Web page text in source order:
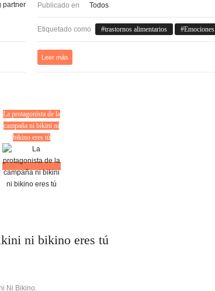
Publicado en Todos
Etiquetado como trastornos alimentarios Emociones
Leer más
La protagonista de la
campaña ni bikini ni
bikino eres tú
ni bikino eres tú
Ni Bikino.